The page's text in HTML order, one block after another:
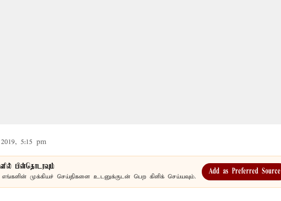
5:15 pm
பின்தொடரவும்
எங்களின் முக்கியச் செய்திகளை உடனுக்குடன் பெற கிளிக் செய்யவும்.
Add as Preferred Source